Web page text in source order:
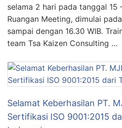
selama 2 hari pada tanggal 15
Ruangan Meeting, dimulai
sampai dengan 16.30 WIB.
team Tsa Kaizen Consulting …
Selamat Keberhasilan PT.
Sertifikasi ISO 9001:2015